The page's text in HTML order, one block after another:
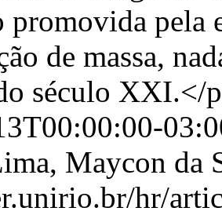
promovida pela
de massa,
século XXI.</
Maycon da
hr/